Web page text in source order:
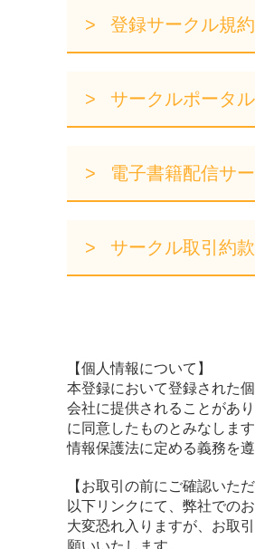
登録サークル規約
サークルポータ
電子書籍配信サ
サークル取引約款
【個人情報について】
本登録において登録された
会社に提供されることがあ
に同意したものとみなしま
情報保護法に定める義務を
【お取引の前にご確認いた
以下リンクにて、弊社での
大変恐れ入りますが、お取
願いいたします。